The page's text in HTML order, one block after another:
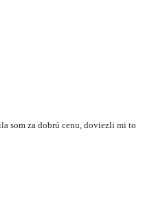
som za dobrú cenu, doviezli mi to